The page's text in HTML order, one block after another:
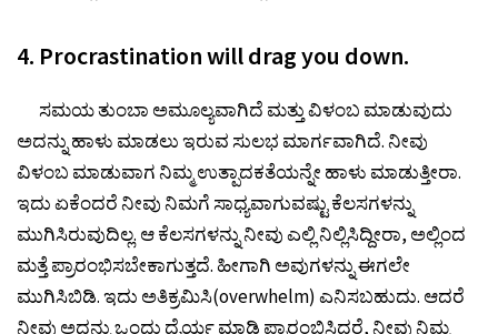
4. Procrastination will drag you down.
ಸಮಯ ತುಂಬಾ ಅಮೂಲ್ಯವಾಗಿದೆ ಮತ್ತು ವಿಳಂಬ ಮಾಡುವುದು
ಅದನ್ನು ಹಾಳು ಮಾಡಲು ಇರುವ ಸುಲಭ ಮಾರ್ಗವಾಗಿದೆ. ನೀವು
ವಿಳಂಬ ಮಾಡುವಾಗ ನಿಮ್ಮ ಉತ್ಪಾದಕತೆಯನ್ನೇ ಹಾಳು ಮಾಡುತ್ತೀರಾ.
ಇದು ಏಕೆಂದರೆ ನೀವು ನಿಮಗೆ ಸಾಧ್ಯವಾಗುವಷ್ಟು ಕೆಲಸಗಳನ್ನು
ಮುಗಿಸಿರುವುದಿಲ್ಲ. ಆ ಕೆಲಸಗಳನ್ನು ನೀವು ಎಲ್ಲಿ ನಿಲ್ಲಿಸಿದ್ದೀರಾ, ಅಲ್ಲಿಂದ
ಮತ್ತೆ ಪ್ರಾರಂಭಿಸಬೇಕಾಗುತ್ತದೆ. ಹೀಗಾಗಿ ಅವುಗಳನ್ನು ಈಗಲೇ
ಮುಗಿಸಿಬಿಡಿ. ಇದು ಅತಿಕ್ರಮಿಸಿ(overwhelm) ಎನಿಸಬಹುದು. ಆದರೆ
ನೀವು ಅದನ್ನು ಒಂದು ಧೈರ್ಯ ಮಾಡಿ ಪ್ರಾರಂಭಿಸಿದರೆ, ನೀವು ನಿಮ್ಮ